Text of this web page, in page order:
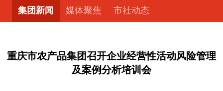
集团新闻 媒体聚焦 市社动态
重庆市农产品集团召开企业经营性活动风险管理
及案例分析培训会